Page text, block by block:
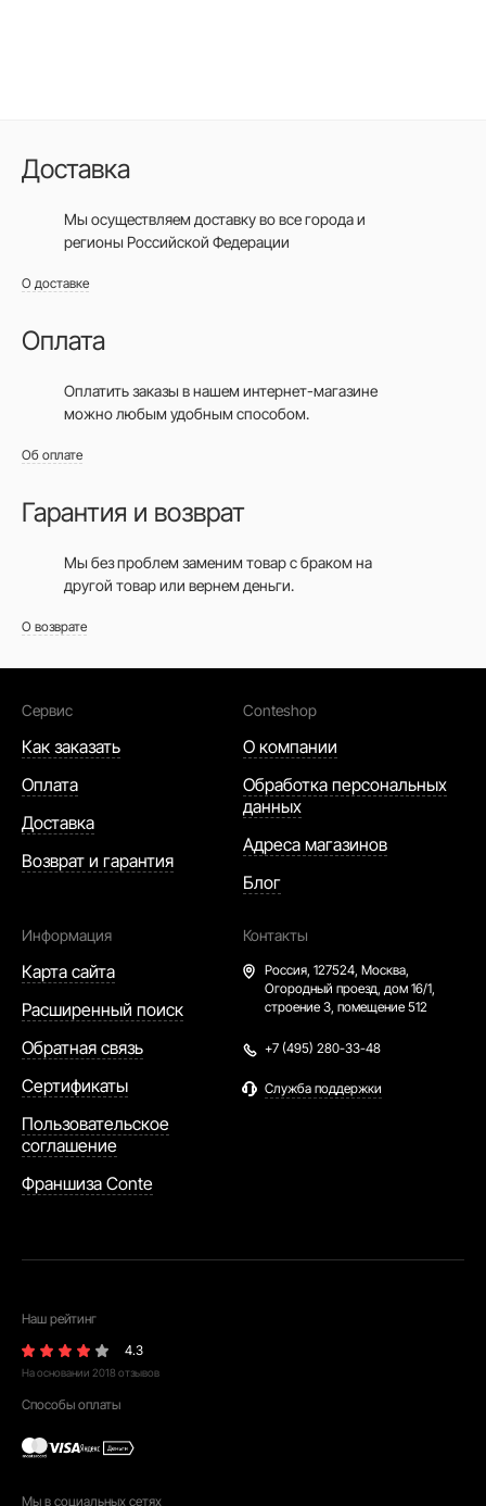
Доставка
Мы осуществляем доставку во все городаи
регионы Российской Федерации
О доставке
Оплата
Оплатить заказы в нашем интернет-магазине
можно любым удобным способом.
Об оплате
Гарантия и возврат
Мы без проблем заменим товар с браком на
другой товар или вернем деньги.
О возврате
Сервис
Как заказать
Оплата
Доставка
Возврат и гарантия
Conteshop
О компании
Обработка персональных
данных
Адреса магазинов
Блог
Информация
Карта сайта
Расширенный поиск
Обратная связь
Сертификаты
Пользовательское
соглашение
Франшиза Conte
Контакты
Россия, 127524, Москва,
Огородный проезд, дом 16/1,
строение 3, помещение 512
+7 (495) 280-33-48
Служба поддержки
Наш рейтинг
4.3
На основании 2018 отзывов
Способы оплаты
Мы в социальных сетях